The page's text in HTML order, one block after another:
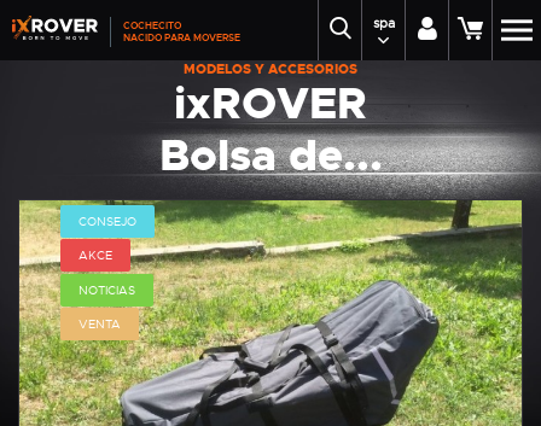
COCHECITO
NACIDO PARA MOVERSE
spa
MODELOS Y ACCESORIOS
ixROVER
Bolsa de...
CONSEJO
AKCE
NOTICIAS
VENTA